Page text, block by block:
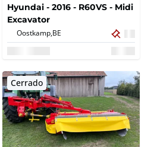
Hyundai - 2016 - R60VS - Midi
Excavator
Oostkamp, BE
Cerrado